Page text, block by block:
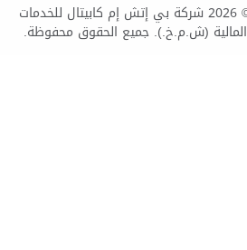
© 2026 شركة بي إتش إم كابيتال للخدمات
المالية (ش.م.خ.). جميع الحقوق محفوظة.